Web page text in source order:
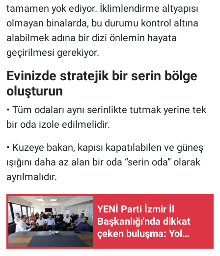
tamamen yok ediyor. İklimlendirme altyapısı
olmayan binalarda, bu durumu kontrol altına
alabilmek adına bir dizi önlemin hayata
geçirilmesi gerekiyor.
Evinizde stratejik bir serin bölge
oluşturun
• Tüm odaları aynı serinlikte tutmak yerine tek
bir oda izole edilmelidir.
• Kuzeye bakan, kapısı kapatılabilen ve güneş
ışığını daha az alan bir oda “serin oda” olarak
ayrılmalıdır.
YENİ Parti İzmir İl
Başkanlığı'nda dikkat
çeken buluşma: Yol
haritası masaya yatırıldı